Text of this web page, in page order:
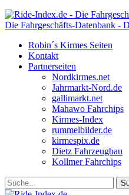
Die Fahrgeschäfts-Datenbank -
Robin´s Kirmes Seiten
Kontakt
Partnerseiten
Nordkirmes.net
Jahrmarkt-Nord.de
gallimarkt.net
Mahawo Fahrchips
Kirmes-Index
rummelbilder.de
kirmespix.de
Dietz Fahrzeugbau
Kollmer Fahrchips